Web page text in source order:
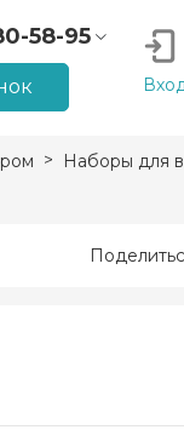
58-95
14-90
Вход
Наборы для